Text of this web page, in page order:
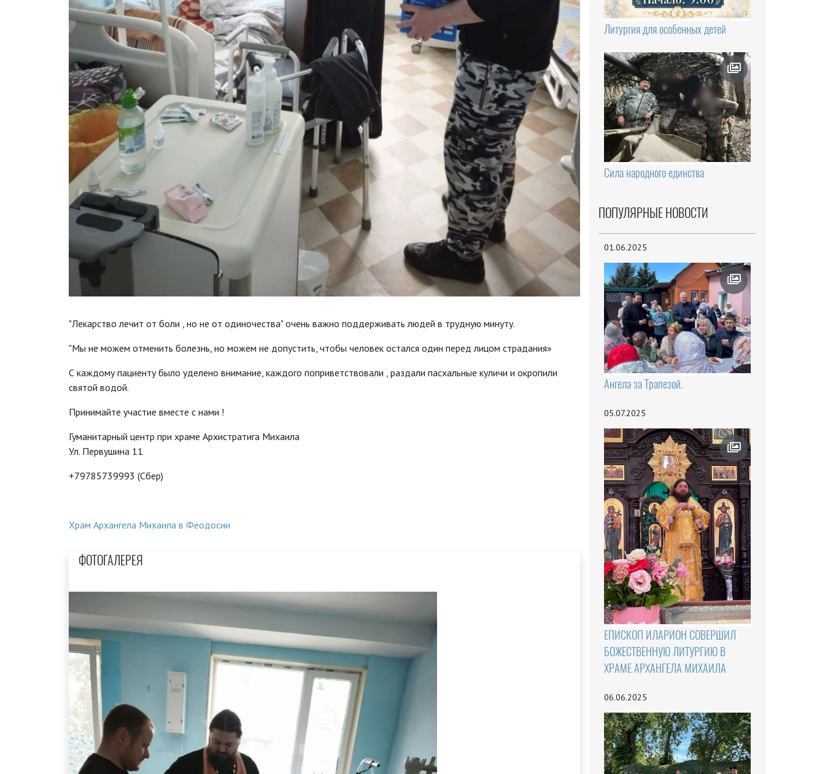
"Лекарство лечит от боли , но не от одиночества" очень важно поддерживать людей в трудную минуту.
"Мы не можем отменить болезнь, но можем не допустить, чтобы человек остался один перед лицом страдания»
С каждому пациенту было уделено внимание, каждого поприветствовали , раздали пасхальные куличи и окропили
святой водой.
Принимайте участие вместе с нами !
Гуманитарный центр при храме Архистратига Михаила
Ул. Первушина 11
+79785739993 (Сбер)
Храм Архангела Михаила в Феодосии
ФОТОГАЛЕРЕЯ
Литургия для особенных детей
Сила народного единства
ПОПУЛЯРНЫЕ НОВОСТИ
01.06.2025
Ангела за Трапезой.
05.07.2025
ЕПИСКОП ИЛАРИОН СОВЕРШИЛ
БОЖЕСТВЕННУЮ ЛИТУРГИЮ В
ХРАМЕ АРХАНГЕЛА МИХАИЛА
06.06.2025